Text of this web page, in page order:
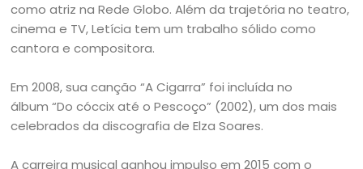
como atriz na Rede Globo. Além da trajetória no teatro,
cinema e TV, Letícia tem um trabalho sólido como
cantora e compositora.
Em 2008, sua canção “A Cigarra” foi incluída no
álbum “Do cóccix até o Pescoço” (2002), um dos mais
celebrados da discografia de Elza Soares.
A carreira musical ganhou impulso em 2015 com o